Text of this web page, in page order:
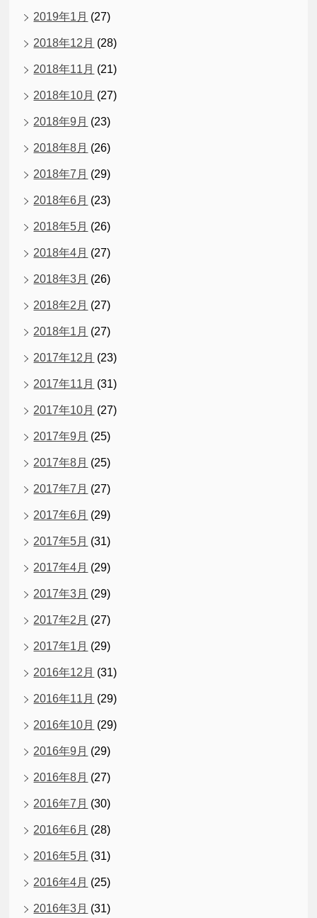
2019年1月 (27)
2018年12月 (28)
2018年11月 (21)
2018年10月 (27)
2018年9月 (23)
2018年8月 (26)
2018年7月 (29)
2018年6月 (23)
2018年5月 (26)
2018年4月 (27)
2018年3月 (26)
2018年2月 (27)
2018年1月 (27)
2017年12月 (23)
2017年11月 (31)
2017年10月 (27)
2017年9月 (25)
2017年8月 (25)
2017年7月 (27)
2017年6月 (29)
2017年5月 (31)
2017年4月 (29)
2017年3月 (29)
2017年2月 (27)
2017年1月 (29)
2016年12月 (31)
2016年11月 (29)
2016年10月 (29)
2016年9月 (29)
2016年8月 (27)
2016年7月 (30)
2016年6月 (28)
2016年5月 (31)
2016年4月 (25)
2016年3月 (31)